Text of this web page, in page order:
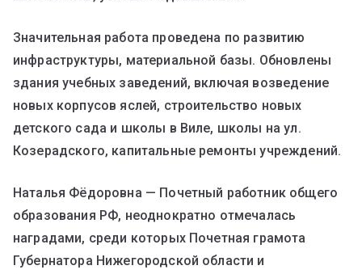
Значительная работа проведена по развитию
инфраструктуры, материальной базы. Обновлены
здания учебных заведений, включая возведение
новых корпусов яслей, строительство новых
детского сада и школы в Виле, школы на ул.
Козерадского, капитальные ремонты учреждений.
Наталья Фёдоровна — Почетный работник общего
образования РФ, неоднократно отмечалась
наградами, среди которых Почетная грамота
Губернатора Нижегородской области и